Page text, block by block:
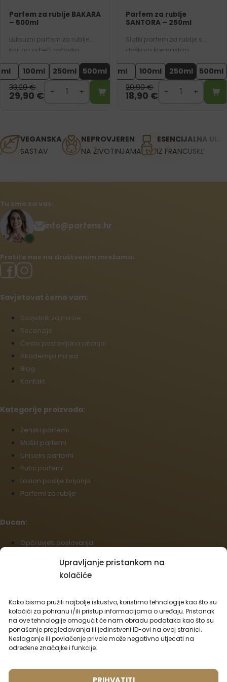
Upravljanje pristankom na
kolačiće
Kako bismo pružili najbolje iskustvo, koristimo tehnologije kao što su
kolačići za pohranu i/ili pristup informacijama o uređaju. Pristanak
na ove tehnologije omogućit će nam obradu podataka kao što su
ponašanje pregledavanja ili jedinstveni ID-ovi na ovoj stranici.
Neslaganje ili povlačenje privole može negativno utjecati na
određene značajke i funkcije.
Parfem za rublje BAKARA
– 500ml
Luksuzni parfem za rublje
koji na odjeći ostavlja
Inspiriran je našim bestseller
parfemom 756.
100ml 250ml
500ml
33,20€
29,90 €
Parfem za rublje
SANTORA – 250ml
Slatki parfem za rublje s
daškom kremastog
Kombinira ukusne
gurmanske tonove koji na
vašem rublju ostavljaju
7ml 100ml 250ml
500ml
20,90€
18,90 €
VEGANSKA
SASTAV
NEPROVJEREN
NA ŽIVOTINJAMA
ESENCIJALNA
IZ FRANCUSKE
Tu smo za vas:
info@parfens.hr
Pratite nas na društvenim mrežama:
Savjetovat ćemo vam:
Savjetnik za mirise
Recenzije
Često postavljana pitanja
Akademija mirisa
Blog
Kontakt
Kategorije proizvoda:
Źenski parfemi
Muški parfemi
Uniseks parfemi
Putni parfemi
Losion poslije brijanja
Parfemi za rublje
Ducan:
Opći uvjeti poslovanja
Podaci o dostavi i plaćanju
Politika kolačića (EU)
Odustajanje od ugovora
Hrvatski
Mogućnosti prijevoza: